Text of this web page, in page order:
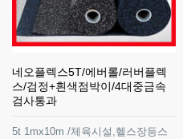
네오플렉스5T/에버롤/러버플렉
스/검정+흰색점박이/4대중금속
검사통과
5t 1mx10m /체육시설,헬스장등스